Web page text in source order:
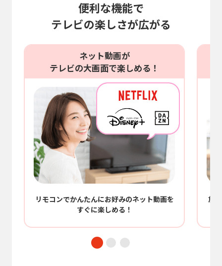
便利な機能で
テレビの楽しさが広がる
ネット動画が
テレビの大画面で楽しめる！
リモコンでかんたんにお好みのネット動画を
すぐに楽しめる！
放